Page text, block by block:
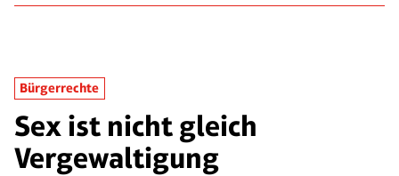
Bürgerrechte
Sex ist nicht gleich
Vergewaltigung